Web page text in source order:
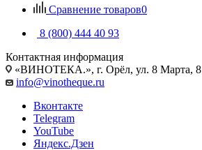
Сравнение товаров0
8 (800) 444 40 93
Контактная информация
«ВИНОТЕКА.», г. Орёл, ул. 8 Марта, 8
info@vinotheque.ru
Вконтакте
Telegram
YouTube
Яндекс.Дзен